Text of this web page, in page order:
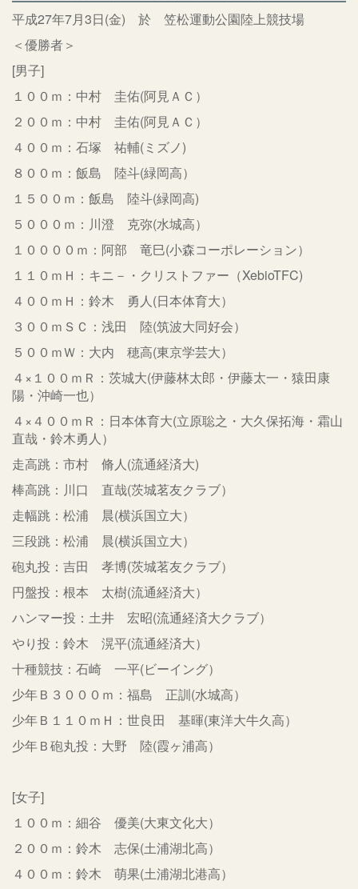
平成27年7月3日(金) 於 笠松運動公園陸上競技場
＜優勝者＞
[男子]
１００ｍ：中村 圭佑(阿見ＡＣ）
２００ｍ：中村 圭佑(阿見ＡＣ）
４００ｍ：石塚 祐輔(ミズノ)
８００ｍ：飯島 陸斗(緑岡高）
１５００ｍ：飯島 陸斗(緑岡高)
５０００ｍ：川澄 克弥(水城高）
１００００ｍ：阿部 竜巳(小森コーポレーション）
１１０ｍＨ：キニ－・クリストファー（XebioTFC)
４００ｍＨ：鈴木 勇人(日本体育大）
３００ｍＳＣ：浅田 陸(筑波大同好会）
５００ｍＷ：大内 穂高(東京学芸大）
４×１００ｍＲ：茨城大(伊藤林太郎・伊藤太一・猿田康
陽・沖崎一也）
４×４００ｍＲ：日本体育大(立原聡之・大久保拓海・霜山
直哉・鈴木勇人）
走高跳：市村 脩人(流通経済大)
棒高跳：川口 直哉(茨城茗友クラブ）
走幅跳：松浦 晨(横浜国立大）
三段跳：松浦 晨(横浜国立大）
砲丸投：吉田 孝博(茨城茗友クラブ）
円盤投：根本 太樹(流通経済大）
ハンマー投：土井 宏昭(流通経済大クラブ）
やり投：鈴木 滉平(流通経済大）
十種競技：石崎 一平(ビーイング）
少年Ｂ３０００ｍ：福島 正訓(水城高）
少年Ｂ１１０ｍＨ：世良田 基暉(東洋大牛久高）
少年Ｂ砲丸投：大野 陸(霞ヶ浦高）
[女子]
１００ｍ：細谷 優美(大東文化大）
２００ｍ：鈴木 志保(土浦湖北高）
４００ｍ：鈴木 萌果(土浦湖北港高）